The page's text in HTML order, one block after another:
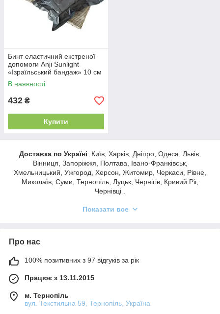
Бинт еластичний екстреної
допомоги Anji Sunlight
«Ізраїльський бандаж» 10 см
х 3.6 м (Сірий)
В наявності
432 ₴
Купити
Доставка по Україні: Київ, Харків, Дніпро, Одеса, Львів,
Вінниця, Запоріжжя, Полтава, Івано-Франківськ,
Хмельницький, Ужгород, Херсон, Житомир, Черкаси, Рівне,
Миколаїв, Суми, Тернопіль, Луцьк, Чернігів, Кривий Ріг,
Чернівці .
Показати все
Про нас
100% позитивних з 97 відгуків за рік
Працює з 13.11.2015
м. Тернопіль
вул. Текстильна 59, Тернопіль, Україна